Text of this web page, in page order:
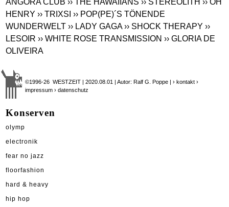
HENRY ›› TRIXSI ›› POP(PE)´S TÖNENDE
WUNDERWELT ›› LADY GAGA›› SHOCK THERAPY ››
LESOIR ›› WHITE ROSE TRANSMISSION ›› GLORIA DE
OLIVEIRA
©1996-26 WESTZEIT | 2020.08.01 | Autor: Ralf G. Poppe |› kontakt ›
impressum › datenschutz
Konserven
olymp
electronik
fear no jazz
floorfashion
hard & heavy
hip hop